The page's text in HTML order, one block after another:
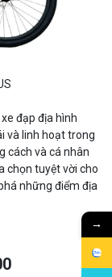
đạp địa hình
và linh hoạt trong
cách và cá nhân
chọn tuyệt vời cho
những điểm địa
→